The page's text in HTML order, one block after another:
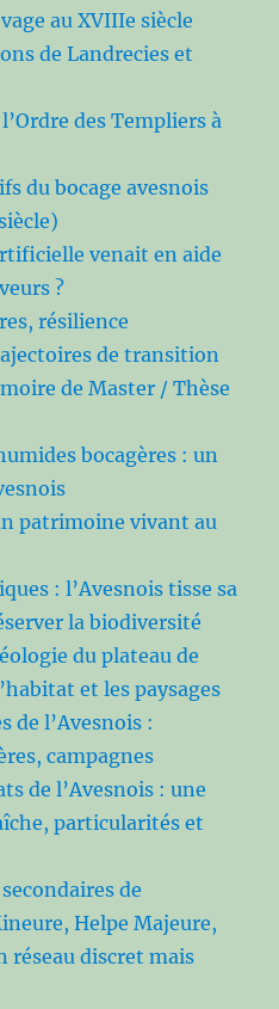
au XVIIIe siècle
de Landrecies et
des Templiers à
du bocage avesnois
venait en aide
?
résilience
de transition
de Master / Thèse
bocagères : un
patrimoine vivant au
: l’Avesnois tisse sa
la biodiversité
du plateau de
et les paysages
de l’Avesnois :
campagnes
de l’Avesnois : une
particularités et
de
Helpe Majeure,
réseau discret mais